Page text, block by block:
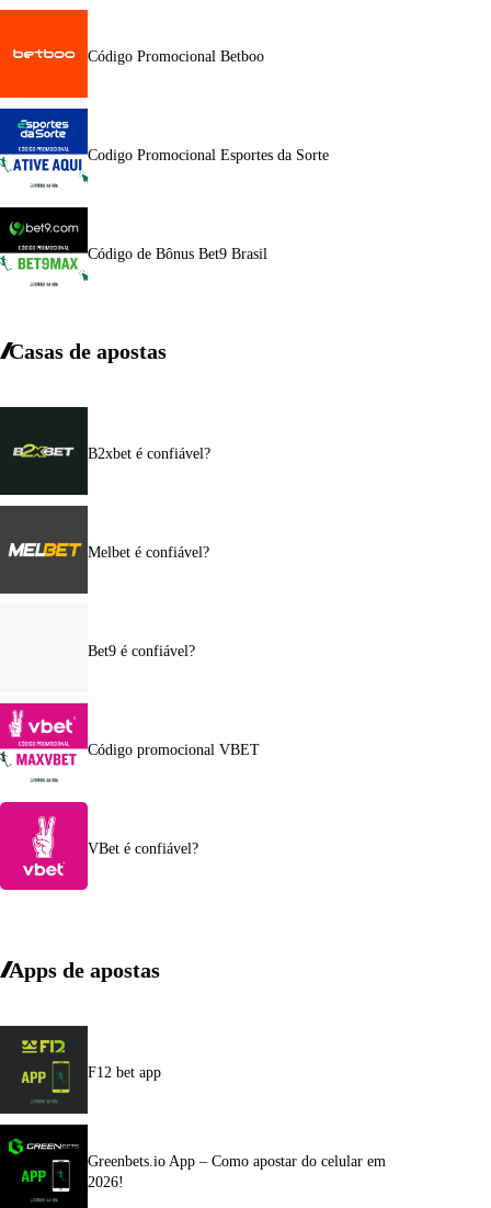
Código Promocional Betboo
Codigo Promocional Esportes da Sorte
Código de Bônus Bet9 Brasil
Casas de apostas
B2xbet é confiável?
Melbet é confiável?
Bet9 é confiável?
Código promocional VBET
VBet é confiável?
Apps de apostas
F12 bet app
Greenbets.io App – Como apostar do celular em
2026!